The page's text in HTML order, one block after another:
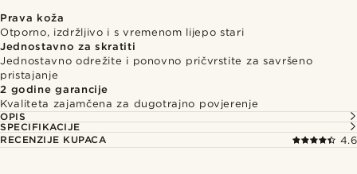
Prava koža
Otporno, izdržljivo i s vremenom lijepo stari
Jednostavno za skratiti
Jednostavno odrežite i ponovno pričvrstite za savršeno
pristajanje
2 godine garancije
Kvaliteta zajamčena za dugotrajno povjerenje
OPIS
SPECIFIKACIJE
RECENZIJE KUPACA
4.6